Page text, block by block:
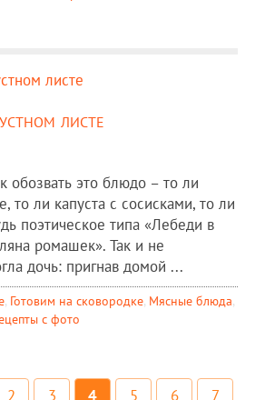
листе
обозвать это блюдо – то ли
то ли капуста с сосисками, то ли
поэтическое типа «Лебеди в
ромашек». Так и не
дочь: пригнав домой ...
, Готовим на сковородке, Мясные блюда,
c фото
2 3 4 5 6 7